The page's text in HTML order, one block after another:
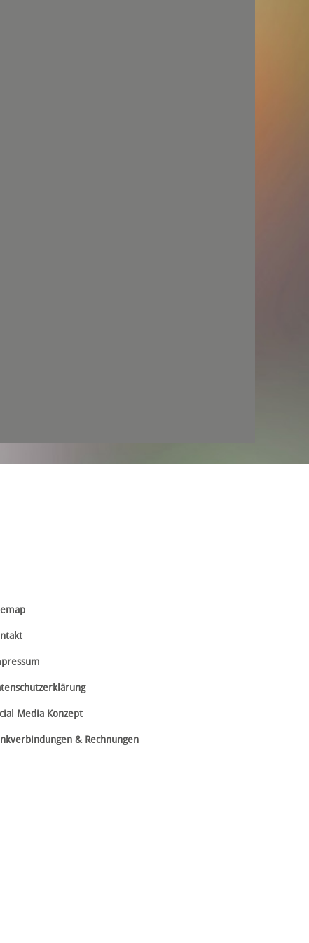
Media Konzept
& Rechnungen